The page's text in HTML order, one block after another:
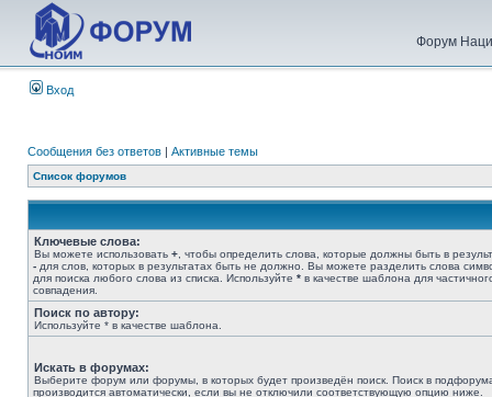
Форум
Вход
Сообщения без ответов | Активные темы
Список форумов
Ключевые слова:
Вы можете использовать + , чтобы определить слова, которые должны быть в
- для слов, которых в результатах быть не должно. Вы можете разделить слова
для поиска любого слова из списка. Используйте * в качестве шаблона для
совпадения.
Поиск по автору:
Используйте * в качестве шаблона.
Искать в форумах:
Выберите форум или форумы, в которых будет произведён поиск. Поиск в
производится автоматически, если вы не отключили соответствующую опцию ниже.